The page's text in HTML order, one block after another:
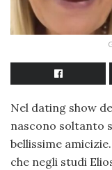
Nel dating show
nascono soltanto
bellissime amicizie.
che negli studi